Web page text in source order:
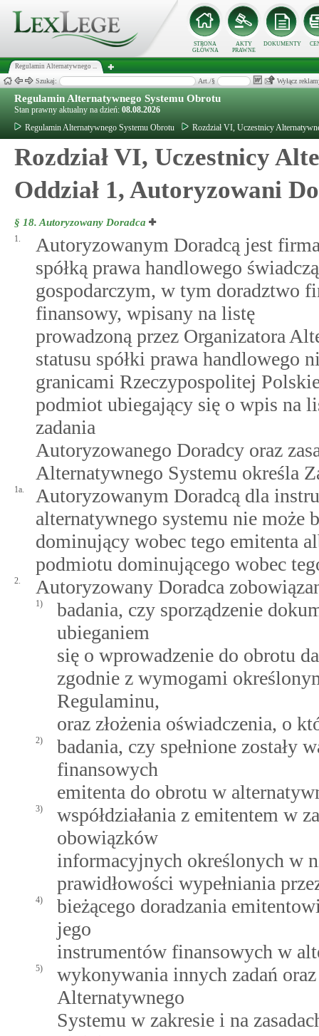
STRONA
GŁÓWNA
AKTY
PRAWNE
DOKUMENTY
Regulamin Alternatywnego ...
Szukaj: Art./§ Wyłącz
Regulamin Alternatywnego Systemu Obrotu
Stan prawny aktualny na dzień: 08.08.2026
Regulamin Alternatywnego Systemu Obrotu
Rozdział VI, Uczestnicy
Rozdział VI, Uczestnicy
Oddział 1, Autoryzowani
§ 18. Autoryzowany Doradca
1.
Autoryzowanym Doradcą jest
spółką prawa handlowego
gospodarczym, w tym doradztwo
finansowy, wpisany na listę
prowadzoną przez Organizatora
statusu spółki prawa handlowego
granicami Rzeczypospolitej
podmiot ubiegający się o wpis na
zadania
Autoryzowanego Doradcy oraz
Alternatywnego Systemu określa
1a.
Autoryzowanym Doradcą dla
alternatywnego systemu nie
dominujący wobec tego emitenta
podmiotu dominującego wobec
2. Autoryzowany Doradca
1)
badania, czy sporządzenie
ubieganiem
się o wprowadzenie do obrotu
zgodnie z wymogami
Regulaminu,
oraz złożenia oświadczenia, o
2)
badania, czy spełnione zostały
finansowych
emitenta do obrotu w
3)
współdziałania z emitentem w
obowiązków
informacyjnych określonych w
prawidłowości wypełniania
4)
bieżącego doradzania
jego
instrumentów finansowych w
5)
wykonywania innych zadań
Alternatywnego
Systemu w zakresie i na